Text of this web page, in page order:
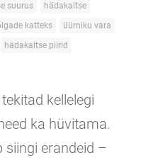
suurus
hädakaitse
katteks
üürniku vara
hädakaitse piirid
kellelegi
ka hüvitama.
siingi erandeid –